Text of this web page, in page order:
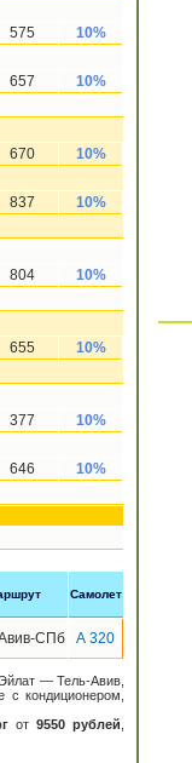
575
10%
657
10%
670
10%
837
10%
804
10%
655
10%
377
10%
646
10%
Самолет
СПб А 320
— Тель-Авив,
кондиционером,
от9550 рублей